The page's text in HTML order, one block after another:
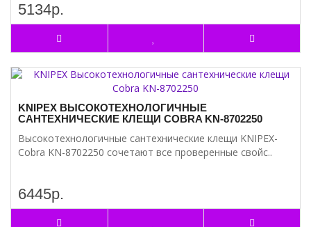
5134р.
KNIPEX ВЫСОКОТЕХНОЛОГИЧНЫЕ
САНТЕХНИЧЕСКИЕ КЛЕЩИ COBRA KN-8702250
Высокотехнологичные сантехнические клещи KNIPEX-
Cobra KN-8702250 сочетают все проверенные свойс..
6445р.